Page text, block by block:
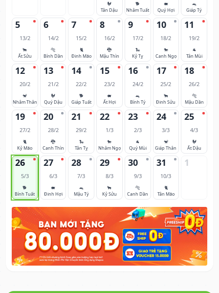
🐓
Tân Dậu
🐕
Nhâm Tuất
🐖
Quý Hợi
🐀
Giáp Tý
5
13/2
🐂
Ất Sửu
6
14/2
🐅
Bính Dần
7
15/2
🐈
Đinh Mão
8
16/2
🐉
Mậu Thìn
9
17/2
🐍
Kỷ Tỵ
10
18/2
🐎
Canh Ngọ
11
19/2
🐐
Tân Mùi
12
20/2
🐒
Nhâm Thân
13
21/2
🐓
Quý Dậu
14
22/2
🐕
Giáp Tuất
15
23/2
🐖
Ất Hợi
16
24/2
🐀
Bính Tý
17
25/2
🐂
Đinh Sửu
18
26/2
🐅
Mậu Dần
19
27/2
🐈
Kỷ Mão
20
28/2
🐉
Canh Thìn
21
29/2
🐍
Tân Tỵ
22
1/3
🐎
Nhâm Ngọ
23
2/3
🐐
Quý Mùi
24
3/3
🐒
Giáp Thân
25
4/3
🐓
Ất Dậu
26
5/3
🐕
Bính Tuất
27
6/3
🐖
Đinh Hợi
28
7/3
🐀
Mậu Tý
29
8/3
🐂
Kỷ Sửu
30
9/3
🐅
Canh Dần
31
10/3
🐈
Tân Mão
1